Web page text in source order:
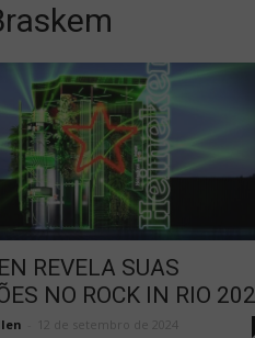
REVELA SUAS
NO ROCK IN RIO
12 de setembro de 2024